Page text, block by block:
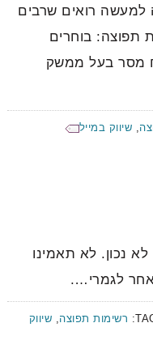
למעשה רואים שרבים
תפוצה: בוחרים
מסר בעל ממשק
, שיווק במייל
נכון. לא תאמינו
לגמרי….
רשימות תפוצה, שיווק